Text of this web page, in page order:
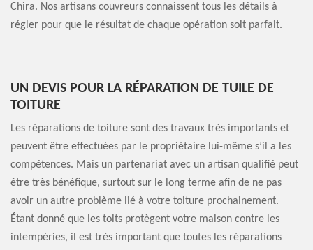
Chira. Nos artisans couvreurs connaissent tous les détails à
régler pour que le résultat de chaque opération soit parfait.
UN DEVIS POUR LA RÉPARATION DE TUILE DE
TOITURE
Les réparations de toiture sont des travaux très importants et
peuvent être effectuées par le propriétaire lui-même s’il a les
compétences. Mais un partenariat avec un artisan qualifié peut
être très bénéfique, surtout sur le long terme afin de ne pas
avoir un autre problème lié à votre toiture prochainement.
Étant donné que les toits protègent votre maison contre les
intempéries, il est très important que toutes les réparations